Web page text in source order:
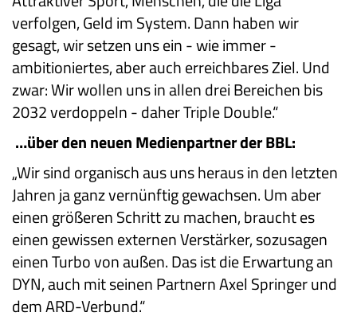
verfolgen, Geld im System. Dann haben wir
gesagt, wir setzen uns ein - wie immer -
ambitioniertes, aber auch erreichbares Ziel. Und
zwar: Wir wollen uns in allen drei Bereichen bis
2032 verdoppeln - daher Triple Double.“
…über den neuen Medienpartner der BBL:
„Wir sind organisch aus uns heraus in den letzten
Jahren ja ganz vernünftig gewachsen. Um aber
einen größeren Schritt zu machen, braucht es
einen gewissen externen Verstärker, sozusagen
einen Turbo von außen. Das ist die Erwartung an
DYN, auch mit seinen Partnern Axel Springer und
dem ARD-Verbund.“